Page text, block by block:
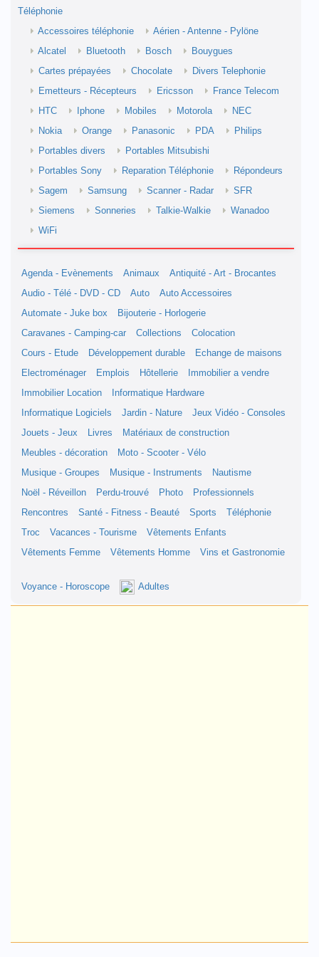
Téléphonie
Accessoires téléphonie
Aérien - Antenne - Pylöne
Alcatel
Bluetooth Bosch
Bouygues
Cartes prépayées
Chocolate
Divers Telephonie
Emetteurs - Récepteurs
Ericsson
France Telecom
HTC
Iphone Mobiles Motorola
NEC
Nokia
Orange Panasonic PDA
Philips
Portables divers
Portables Mitsubishi
Portables Sony
Reparation Téléphonie
Répondeurs
Sagem
Samsung Scanner - Radar
SFR
Siemens
Sonneries Talkie-Walkie
Wanadoo
WiFi
Agenda - Evènements Animaux
Antiquité - Art - Brocantes
Audio - Télé - DVD - CD
Auto
Auto Accessoires
Automate - Juke box
Bijouterie - Horlogerie
Caravanes - Camping-car
Collections
Colocation
Cours - Etude
Développement durable
Echange de maisons
Electroménager
Emplois Hôtellerie
Immobilier a vendre
Immobilier Location
Informatique Hardware
Informatique Logiciels
Jardin - Nature
Jeux Vidéo - Consoles
Jouets - Jeux
Livres
Matériaux de construction
Meubles - décoration
Moto - Scooter - Vélo
Musique - Groupes
Musique - Instruments
Nautisme
Noël - Réveillon
Perdu-trouvé Photo
Professionnels
Rencontres
Santé - Fitness - Beauté Sports
Téléphonie
Troc
Vacances - Tourisme
Vêtements Enfants
Vêtements Femme
Vêtements Homme Vins et Gastronomie
Voyance - Horoscope Adultes